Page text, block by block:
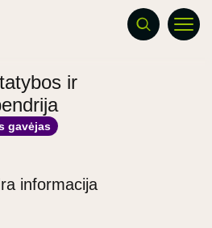
ir
gavėjas
informacija